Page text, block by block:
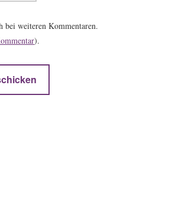
bei weiteren Kommentaren.
).